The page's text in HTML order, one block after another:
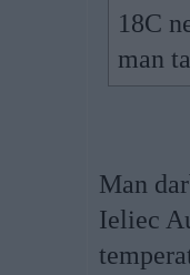
18C
man
Man
Ieliec